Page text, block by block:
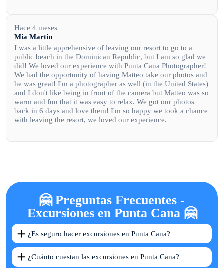
Hace 4 meses
Mia Martin
I was a little apprehensive of leaving our resort to go to a
public beach in the Dominican Republic, but I am so glad we
did! We loved our experience with Punta Cana Photographer!
We had the opportunity of having Matteo take our photos and
he was great! I'm a photographer as well (in the United States)
and I don't like being in front of the camera but Matteo was so
warm and fun that it was easy to relax. We got our photos
back in 6 days and love them! I'm so happy we took a chance
with leaving the resort, we loved our experience.
🤗 Preguntas Frecuentes -
Excursiones en Punta Cana 🤗
¿Es seguro hacer excursiones en Punta Cana?
¿Cuánto cuestan las excursiones en Punta Cana?